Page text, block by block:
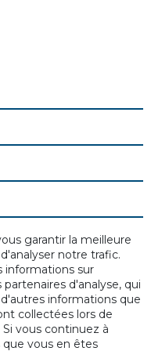
garantir la meilleure
notre trafic.
informations sur
d'analyse, qui
informations que
collectées lors de
vous continuez à
que vous en êtes